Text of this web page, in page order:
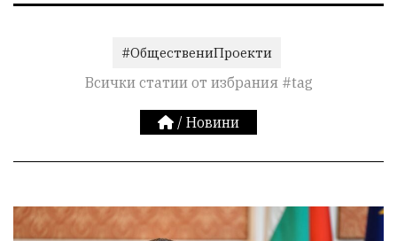
#ОбществениПроекти
Всички статии от избрания #tag
/ Новини